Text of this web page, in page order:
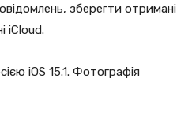
зберегти отримані
iCloud.
iOS 15.1. Фотографія